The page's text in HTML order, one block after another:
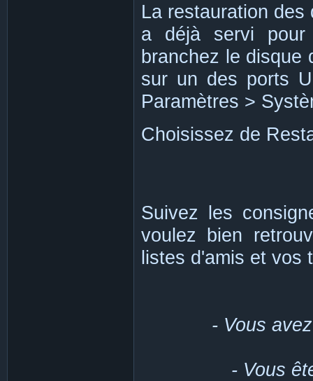
La restauration
a déjà servi
branchez le disque
sur un des ports
Paramètres >
Choisissez de
Suivez les
voulez bien
listes d'amis et vos
- Vous
- Vous